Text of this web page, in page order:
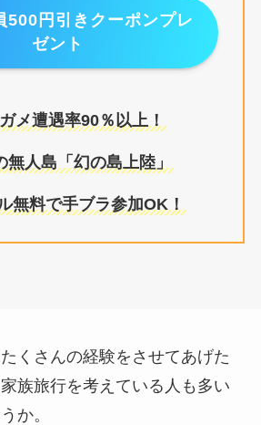
500円引きクーポンプレ
ゼント
メ遭遇率90％以上！
無人島「幻の島上陸」
無料で手ブラ参加OK！
たくさんの経験をさせてあげた
族旅行を考えている人も多い
か。